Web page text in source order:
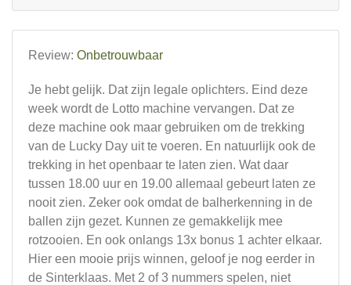
Review: Onbetrouwbaar
Je hebt gelijk. Dat zijn legale oplichters. Eind deze
week wordt de Lotto machine vervangen. Dat ze
deze machine ook maar gebruiken om de trekking
van de Lucky Day uit te voeren. En natuurlijk ook de
trekking in het openbaar te laten zien. Wat daar
tussen 18.00 uur en 19.00 allemaal gebeurt laten ze
nooit zien. Zeker ook omdat de balherkenning in de
ballen zijn gezet. Kunnen ze gemakkelijk mee
rotzooien. En ook onlangs 13x bonus 1 achter elkaar.
Hier een mooie prijs winnen, geloof je nog eerder in
de Sinterklaas. Met 2 of 3 nummers spelen, niet